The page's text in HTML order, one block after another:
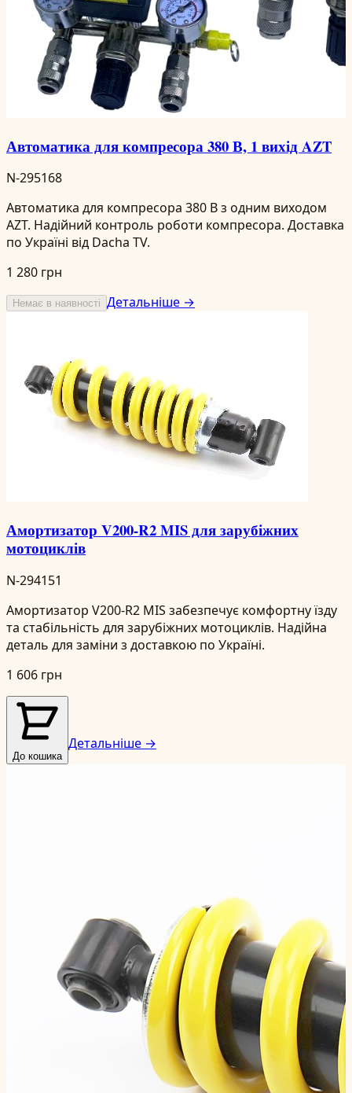
Автоматика для компресора 380 В, 1 вихід AZT
N-295168
Автоматика для компресора 380 В з одним виходом
AZT. Надійний контроль роботи компресора. Доставка
по Україні від Dacha TV.
1 280 грн
Немає в наявності Детальніше →
Амортизатор V200-R2 MIS для зарубіжних
мотоциклів
N-294151
Амортизатор V200-R2 MIS забезпечує комфортну їзду
та стабільність для зарубіжних мотоциклів. Надійна
деталь для заміни з доставкою по Україні.
1 606 грн
До кошика
Детальніше →